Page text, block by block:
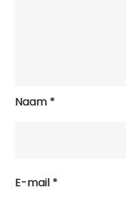
Naam *
E-mail *